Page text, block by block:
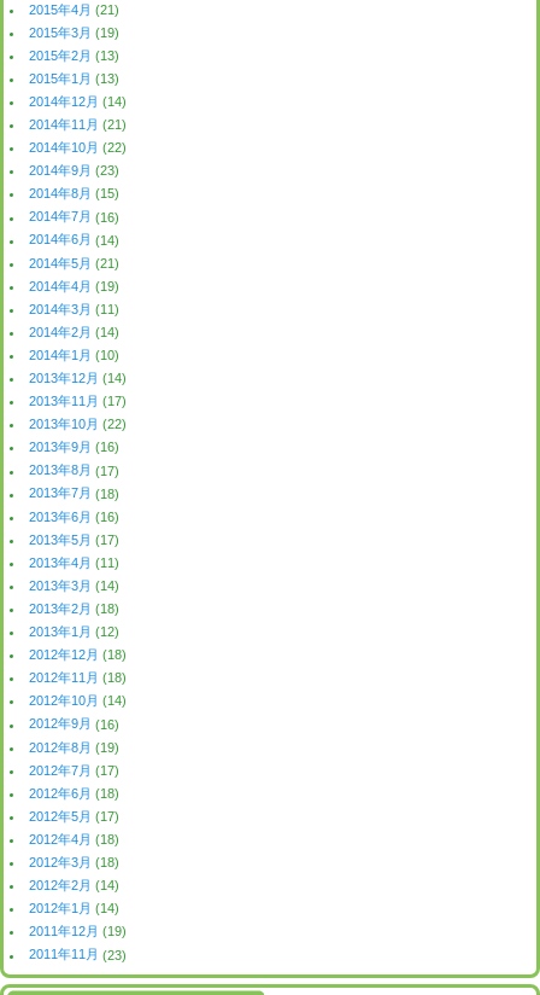
2015年4月 (21)
2015年3月 (19)
2015年2月 (13)
2015年1月 (13)
2014年12月 (14)
2014年11月 (21)
2014年10月 (22)
2014年9月 (23)
2014年8月 (15)
2014年7月 (16)
2014年6月 (14)
2014年5月 (21)
2014年4月 (19)
2014年3月 (11)
2014年2月 (14)
2014年1月 (10)
2013年12月 (14)
2013年11月 (17)
2013年10月 (22)
2013年9月 (16)
2013年8月 (17)
2013年7月 (18)
2013年6月 (16)
2013年5月 (17)
2013年4月 (11)
2013年3月 (14)
2013年2月 (18)
2013年1月 (12)
2012年12月 (18)
2012年11月 (18)
2012年10月 (14)
2012年9月 (16)
2012年8月 (19)
2012年7月 (17)
2012年6月 (18)
2012年5月 (17)
2012年4月 (18)
2012年3月 (18)
2012年2月 (14)
2012年1月 (14)
2011年12月 (19)
2011年11月 (23)